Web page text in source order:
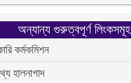
অন্যান্য গুরুত্বপূর্ণ লিংকসমূহ
কর্মকমিশন
হালনাগাদ